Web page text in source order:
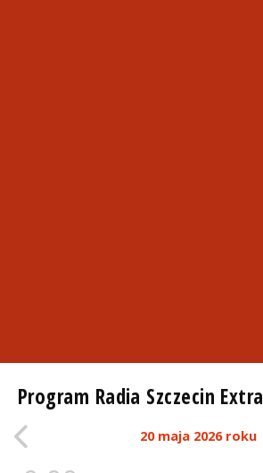
Program Radia Szczecin Extra
20 maja 2026 roku